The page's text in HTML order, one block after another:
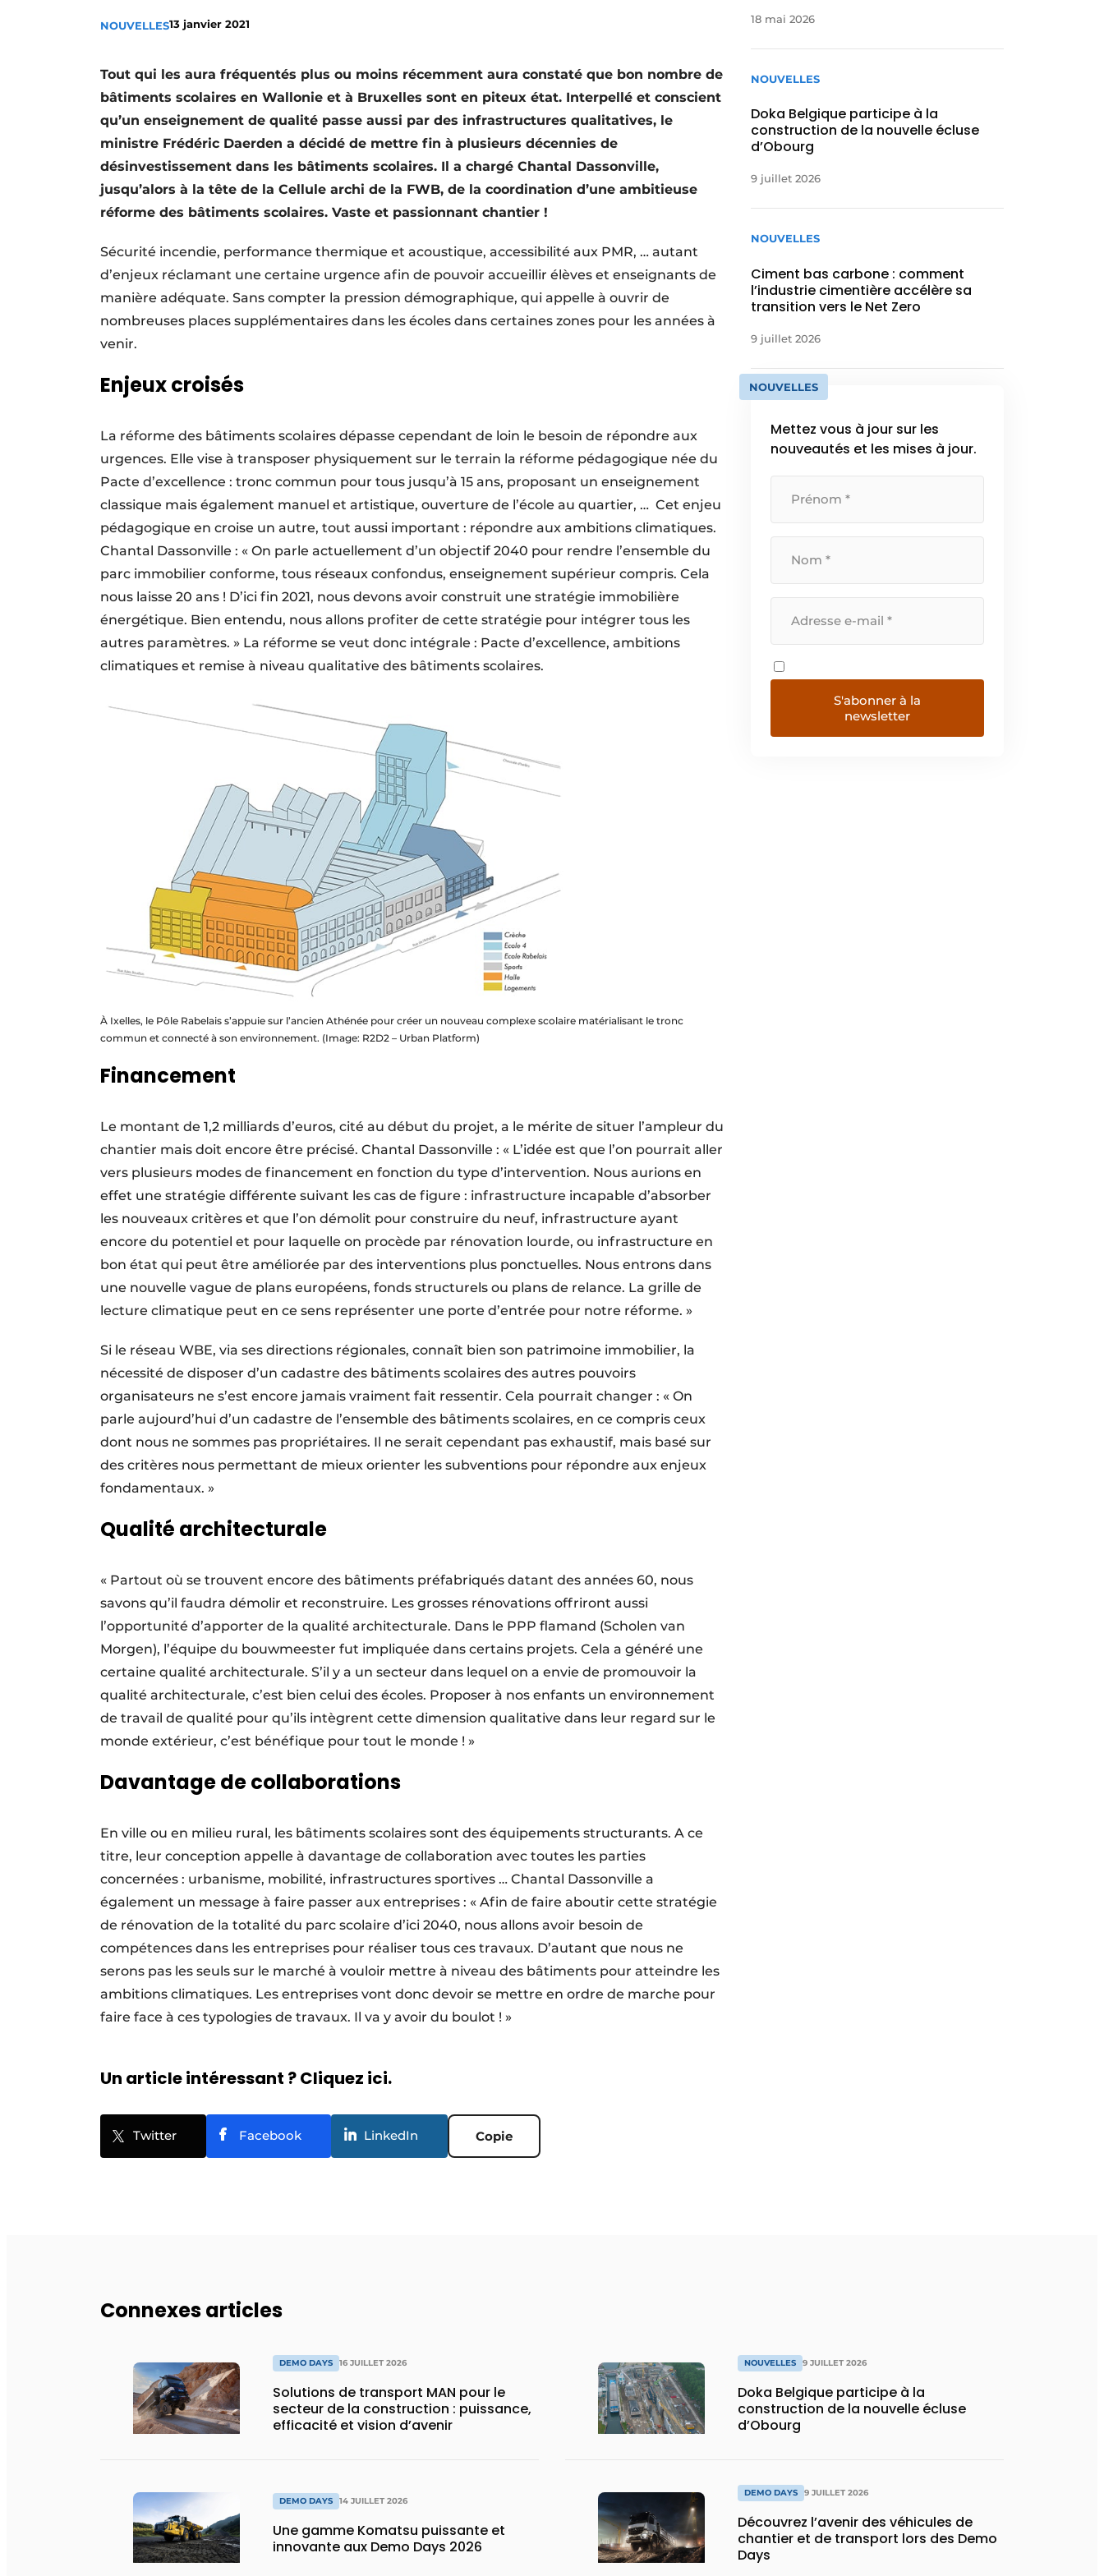
Termes et conditions
NOUVELLES13 janvier 2021
Tout qui les aura fréquentés plus ou moins récemment aura constaté que bon nombre de
bâtiments scolaires en Wallonie et à Bruxelles sont en piteux état. Interpellé et conscient
qu’un enseignement de qualité passe aussi par des infrastructures qualitatives, le
ministre Frédéric Daerden a décidé de mettre fin à plusieurs décennies de
désinvestissement dans les bâtiments scolaires. Il a chargé Chantal Dassonville,
jusqu’alors à la tête de la Cellule archi de la FWB, de la coordination d’une ambitieuse
réforme des bâtiments scolaires. Vaste et passionnant chantier !
Sécurité incendie, performance thermique et acoustique, accessibilité aux PMR, … autant
d’enjeux réclamant une certaine urgence afin de pouvoir accueillir élèves et enseignants de
manière adéquate. Sans compter la pression démographique, qui appelle à ouvrir de
nombreuses places supplémentaires dans les écoles dans certaines zones pour les années à
venir.
Enjeux croisés
La réforme des bâtiments scolaires dépasse cependant de loin le besoin de répondre aux
urgences. Elle vise à transposer physiquement sur le terrain la réforme pédagogique née du
Pacte d’excellence : tronc commun pour tous jusqu’à 15 ans, proposant un enseignement
classique mais également manuel et artistique, ouverture de l’école au quartier, … Cet enjeu
pédagogique en croise un autre, tout aussi important : répondre aux ambitions climatiques.
Chantal Dassonville : « On parle actuellement d’un objectif 2040 pour rendre l’ensemble du
parc immobilier conforme, tous réseaux confondus, enseignement supérieur compris. Cela
nous laisse 20 ans ! D’ici fin 2021, nous devons avoir construit une stratégie immobilière
énergétique. Bien entendu, nous allons profiter de cette stratégie pour intégrer tous les
autres paramètres. » La réforme se veut donc intégrale : Pacte d’excellence, ambitions
climatiques et remise à niveau qualitative des bâtiments scolaires.
À Ixelles, le Pôle Rabelais s’appuie sur l’ancien Athénée pour créer un nouveau complexe scolaire matérialisant le tronc
commun et connecté à son environnement. (Image: R2D2 – Urban Platform)
Financement
Le montant de 1,2 milliards d’euros, cité au début du projet, a le mérite de situer l’ampleur du
chantier mais doit encore être précisé. Chantal Dassonville : « L’idée est que l’on pourrait aller
vers plusieurs modes de financement en fonction du type d’intervention. Nous aurions en
effet une stratégie différente suivant les cas de figure : infrastructure incapable d’absorber
les nouveaux critères et que l’on démolit pour construire du neuf, infrastructure ayant
encore du potentiel et pour laquelle on procède par rénovation lourde, ou infrastructure en
bon état qui peut être améliorée par des interventions plus ponctuelles. Nous entrons dans
une nouvelle vague de plans européens, fonds structurels ou plans de relance. La grille de
lecture climatique peut en ce sens représenter une porte d’entrée pour notre réforme. »
Si le réseau WBE, via ses directions régionales, connaît bien son patrimoine immobilier, la
nécessité de disposer d’un cadastre des bâtiments scolaires des autres pouvoirs
organisateurs ne s’est encore jamais vraiment fait ressentir. Cela pourrait changer : « On
parle aujourd’hui d’un cadastre de l’ensemble des bâtiments scolaires, en ce compris ceux
dont nous ne sommes pas propriétaires. Il ne serait cependant pas exhaustif, mais basé sur
des critères nous permettant de mieux orienter les subventions pour répondre aux enjeux
fondamentaux. »
Qualité architecturale
« Partout où se trouvent encore des bâtiments préfabriqués datant des années 60, nous
savons qu’il faudra démolir et reconstruire. Les grosses rénovations offriront aussi
l’opportunité d’apporter de la qualité architecturale. Dans le PPP flamand (Scholen van
Morgen), l’équipe du bouwmeester fut impliquée dans certains projets. Cela a généré une
certaine qualité architecturale. S’il y a un secteur dans lequel on a envie de promouvoir la
qualité architecturale, c’est bien celui des écoles. Proposer à nos enfants un environnement
de travail de qualité pour qu’ils intègrent cette dimension qualitative dans leur regard sur le
monde extérieur, c’est bénéfique pour tout le monde ! »
Davantage de collaborations
En ville ou en milieu rural, les bâtiments scolaires sont des équipements structurants. A ce
titre, leur conception appelle à davantage de collaboration avec toutes les parties
concernées : urbanisme, mobilité, infrastructures sportives … Chantal Dassonville a
également un message à faire passer aux entreprises : « Afin de faire aboutir cette stratégie
de rénovation de la totalité du parc scolaire d’ici 2040, nous allons avoir besoin de
compétences dans les entreprises pour réaliser tous ces travaux. D’autant que nous ne
serons pas les seuls sur le marché à vouloir mettre à niveau des bâtiments pour atteindre les
ambitions climatiques. Les entreprises vont donc devoir se mettre en ordre de marche pour
faire face à ces typologies de travaux. Il va y avoir du boulot ! »
Un article intéressant ? Cliquez ici.
Twitter Facebook LinkedIn Copie
18 mai 2026
NOUVELLES
Doka Belgique participe à la
construction de la nouvelle écluse
d’Obourg
9 juillet 2026
NOUVELLES
Ciment bas carbone : comment
l’industrie cimentière accélère sa
transition vers le Net Zero
9 juillet 2026
NOUVELLES
Mettez vous à jour sur les
nouveautés et les mises à jour.
S'abonner à la
newsletter
Connexes articles
DEMO DAYS 16 JUILLET 2026
Solutions de transport MAN pour le
secteur de la construction : puissance,
efficacité et vision d’avenir
DEMO DAYS 14 JUILLET 2026
Une gamme Komatsu puissante et
innovante aux Demo Days 2026
NOUVELLES 9 JUILLET 2026
Doka Belgique participe à la
construction de la nouvelle écluse
d’Obourg
DEMO DAYS 9 JUILLET 2026
Découvrez l’avenir des véhicules de
chantier et de transport lors des Demo
Days